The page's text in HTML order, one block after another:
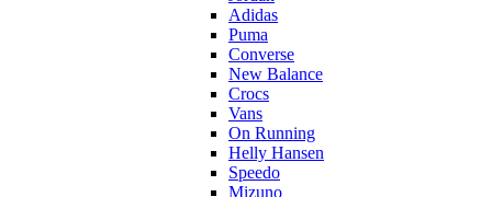
Adidas
Puma
Converse
New Balance
Crocs
Vans
On Running
Helly Hansen
Speedo
Mizuno